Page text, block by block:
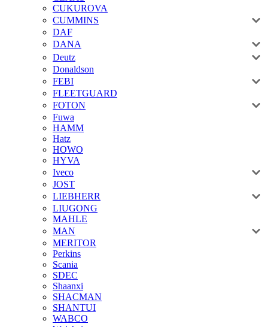
CUKUROVA
CUMMINS
DAF
DANA
Deutz
Donaldson
FEBI
FLEETGUARD
FOTON
Fuwa
HAMM
Hatz
HOWO
HYVA
Iveco
JOST
LIEBHERR
LIUGONG
MAHLE
MAN
MERITOR
Perkins
Scania
SDEC
Shaanxi
SHACMAN
SHANTUI
WABCO